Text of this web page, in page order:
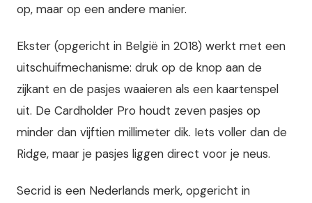
op, maar op een andere manier.
Ekster (opgericht in België in 2018) werkt met een
uitschuifmechanisme: druk op de knop aan de
zijkant en de pasjes waaieren als een kaartenspel
uit. De Cardholder Pro houdt zeven pasjes op
minder dan vijftien millimeter dik. Iets voller dan de
Ridge, maar je pasjes liggen direct voor je neus.
Secrid is een Nederlands merk, opgericht in